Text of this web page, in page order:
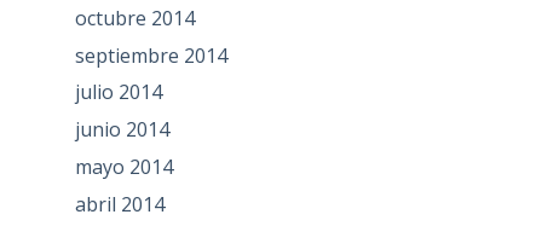
octubre 2014
septiembre 2014
julio 2014
junio 2014
mayo 2014
abril 2014